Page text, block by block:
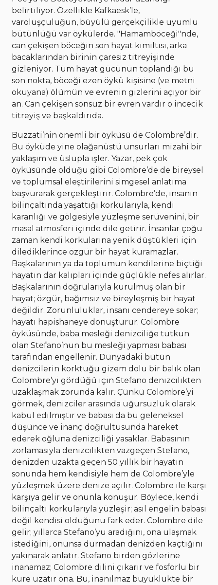
belirtiliyor. Özellikle Kafkaesk’le,
varoluşçuluğun, büyülü gerçekçilikle uyumlu
bütünlüğü var öykülerde. "Hamamböceği"nde,
can çekişen böceğin son hayat kımıltısı, arka
bacaklarından birinin çaresiz titreyişinde
gizleniyor. Tüm hayat gücünün toplandığı bu
son nokta, böceği ezen öykü kişisine (ve metni
okuyana) ölümün ve evrenin gizlerini açıyor bir
an. Can çekişen sonsuz bir evren vardır o incecik
titreyiş ve başkaldırıda.
Buzzati’nin önemli bir öyküsü de Colombre’dir.
Bu öyküde yine olağanüstü unsurları mizahi bir
yaklaşım ve üslupla işler. Yazar, pek çok
öyküsünde olduğu gibi Colombre’de de bireysel
ve toplumsal eleştirilerini simgesel anlatıma
başvurarak gerçekleştirir. Colombre’de, insanın
bilinçaltında yaşattığı korkularıyla, kendi
karanlığı ve gölgesiyle yüzleşme serüvenini, bir
masal atmosferi içinde dile getirir. İnsanlar çoğu
zaman kendi korkularına yenik düştükleri için
dilediklerince özgür bir hayat kuramazlar.
Başkalarının ya da toplumun kendilerine biçtiği
hayatın dar kalıpları içinde güçlükle nefes alırlar.
Başkalarının doğrularıyla kurulmuş olan bir
hayat; özgür, bağımsız ve bireyleşmiş bir hayat
değildir. Zorunluluklar, insanı cendereye sokar;
hayatı hapishaneye dönüştürür. Colombre
öyküsünde, baba mesleği denizciliğe tutkun
olan Stefano’nun bu mesleği yapması babası
tarafından engellenir. Dünyadaki bütün
denizcilerin korktuğu gizem dolu bir balık olan
Colombre’yi gördüğü için Stefano denizcilikten
uzaklaşmak zorunda kalır. Çünkü Colombre’yi
görmek, denizciler arasında uğursuzluk olarak
kabul edilmiştir ve babası da bu geleneksel
düşünce ve inanç doğrultusunda hareket
ederek oğluna denizciliği yasaklar. Babasının
zorlamasıyla denizcilikten vazgeçen Stefano,
denizden uzakta geçen 50 yıllık bir hayatın
sonunda hem kendisiyle hem de Colombre’yle
yüzleşmek üzere denize açılır. Colombre ile karşı
karşıya gelir ve onunla konuşur. Böylece, kendi
bilinçaltı korkularıyla yüzleşir; asıl engelin babası
değil kendisi olduğunu fark eder. Colombre dile
gelir; yıllarca Stefano’yu aradığını, ona ulaşmak
istediğini, onunsa durmadan denizden kaçtığını
yakınarak anlatır. Stefano birden gözlerine
inanamaz; Colombre dilini çıkarır ve fosforlu bir
küre uzatır ona. Bu, inanılmaz büyüklükte bir